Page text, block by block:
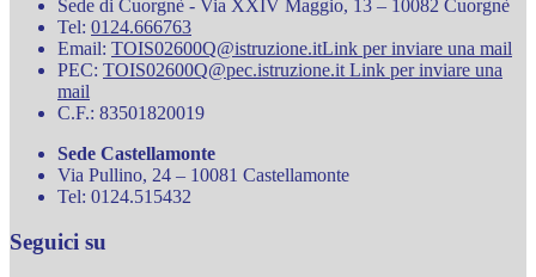
Sede di Cuorgnè - Via XXIV Maggio, 13 – 10082 Cuorgnè
Tel: 0124.666763
Email: TOIS02600Q@istruzione.itLink per inviare una mail
PEC: TOIS02600Q@pec.istruzione.it Link per inviare una
mail
C.F.: 83501820019
Sede Castellamonte
Via Pullino, 24 – 10081 Castellamonte
Tel: 0124.515432
Seguici su